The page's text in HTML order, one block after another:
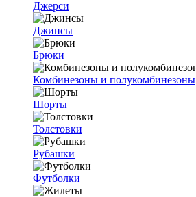
Джерси
Джинсы
Брюки
Комбинезоны и полукомбинезоны
Шорты
Толстовки
Рубашки
Футболки